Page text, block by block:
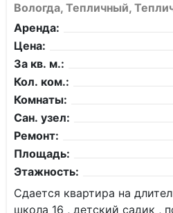
Вологда, Тепличный,
Аренда:
Цена:
За кв. м.:
Кол. ком.:
Комнаты:
Сан. узел:
Ремонт:
Площадь:
Этажность:
Сдается квартира на
школа 16 , детский садик ,